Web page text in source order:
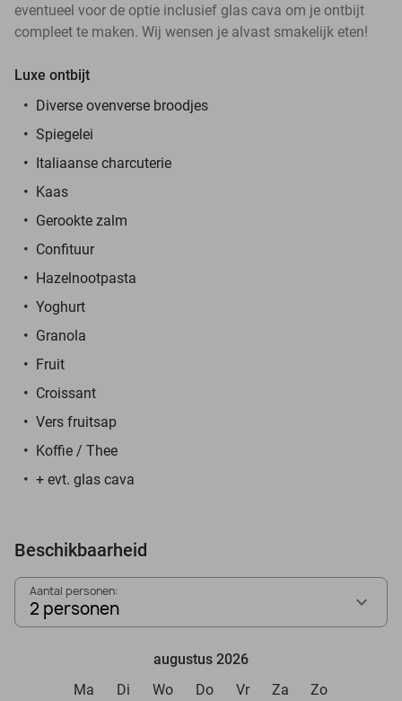
eventueel voor de optie inclusief glas cava om je ontbijt
compleet te maken. Wij wensen je alvast smakelijk eten!
Luxe ontbijt
Diverse ovenverse broodjes
Spiegelei
Italiaanse charcuterie
Kaas
Gerookte zalm
Confituur
Hazelnootpasta
Yoghurt
Granola
Fruit
Croissant
Vers fruitsap
Koffie / Thee
+ evt. glas cava
Beschikbaarheid
Aantal personen:
2 personen
augustus 2026
Ma
Di Wo Do Vr Za Zo